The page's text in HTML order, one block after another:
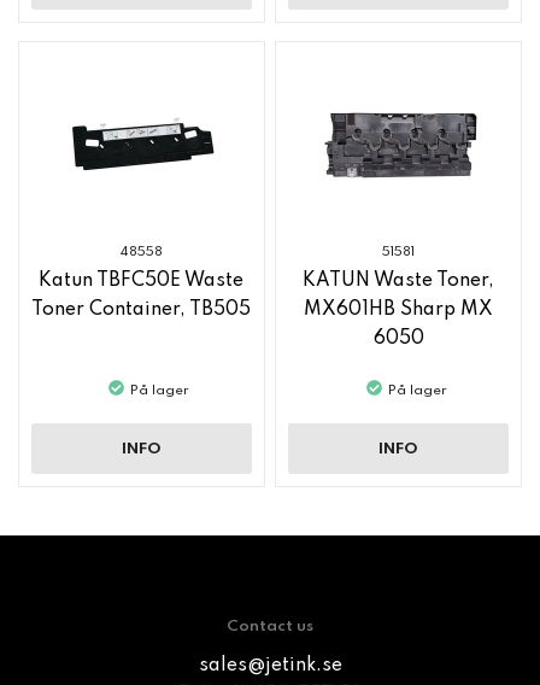
48558
Katun TBFC50E Waste
Toner Container, TB505
På lager
INFO
51581
KATUN Waste Toner,
MX601HB Sharp MX
6050
På lager
INFO
Contact us
sales@jetink.se